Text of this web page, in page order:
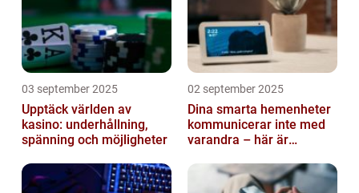
03 september 2025
Upptäck världen av
kasino: underhållning,
spänning och möjligheter
02 september 2025
Dina smarta hemenheter
kommunicerar inte med
varandra – här är